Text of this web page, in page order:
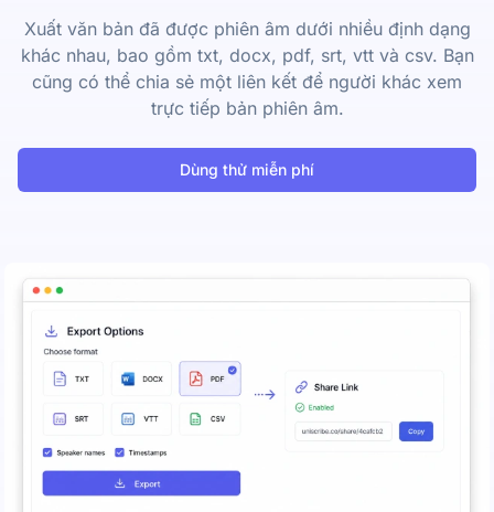
Xuất văn bản đã được phiên âm dưới nhiều định dạng
khác nhau, bao gồm txt, docx, pdf, srt, vtt và csv. Bạn
cũng có thể chia sẻ một liên kết để người khác xem
trực tiếp bản phiên âm.
Dùng thử miễn phí